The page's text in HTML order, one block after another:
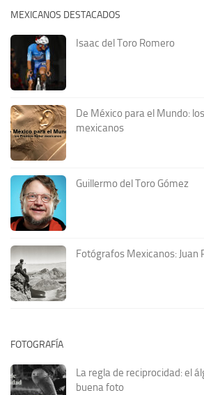
MEXICANOS DESTACADOS
Isaac del Toro Romero
De México para el Mundo:
mexicanos
Guillermo del Toro Gómez
Fotógrafos Mexicanos: Juan
FOTOGRAFÍA
La regla de reciprocidad: el
buena foto